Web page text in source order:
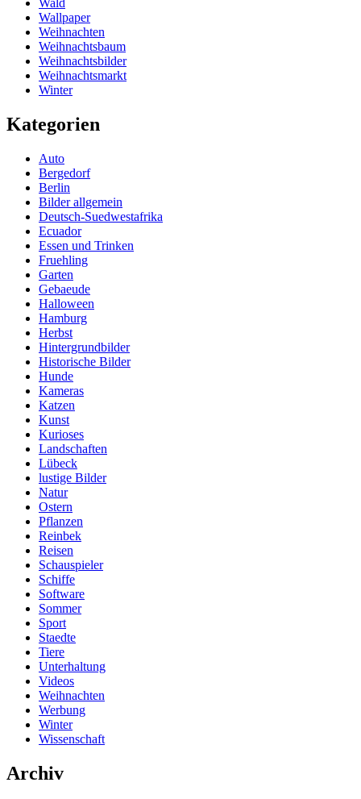
Wald
Wallpaper
Weihnachten
Weihnachtsbaum
Weihnachtsbilder
Weihnachtsmarkt
Winter
Kategorien
Auto
Bergedorf
Berlin
Bilder allgemein
Deutsch-Suedwestafrika
Ecuador
Essen und Trinken
Fruehling
Garten
Gebaeude
Halloween
Hamburg
Herbst
Hintergrundbilder
Historische Bilder
Hunde
Kameras
Katzen
Kunst
Kurioses
Landschaften
Lübeck
lustige Bilder
Natur
Ostern
Pflanzen
Reinbek
Reisen
Schauspieler
Schiffe
Software
Sommer
Sport
Staedte
Tiere
Unterhaltung
Videos
Weihnachten
Werbung
Winter
Wissenschaft
Archiv